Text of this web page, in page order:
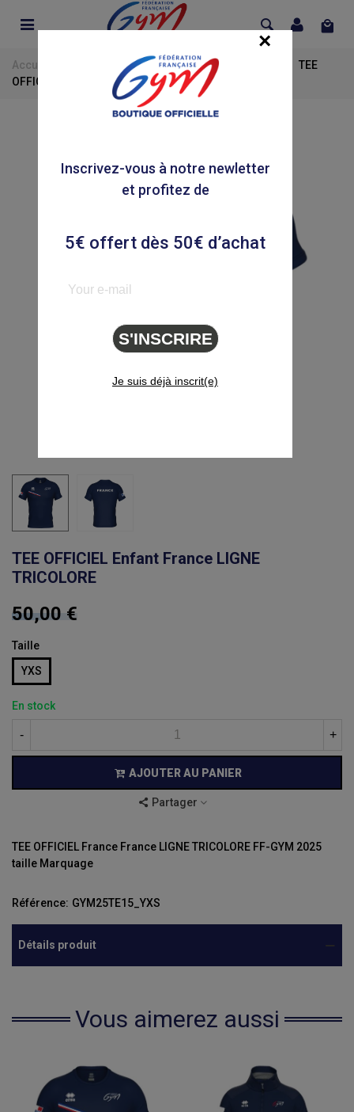
Accueil Équipe de France > Collection Officielle
TEE
OFFICIEL Enfant France LIGNE TRICOLORE
TEE OFFICIEL Enfant France LIGNE
TRICOLORE
50,00 €
Taille
YXS
En stock
- +
AJOUTER AU PANIER
Partager
TEE OFFICIEL France France LIGNE TRICOLORE FF-GYM 2025
taille Marquage
Référence: GYM25TE15_YXS
Détails produit
Vous aimerez aussi
×
Inscrivez-vous à notre newletter
et profitez de
5€ offert dès 50€ d’achat
S'INSCRIRE
Je suis déjà inscrit(e)